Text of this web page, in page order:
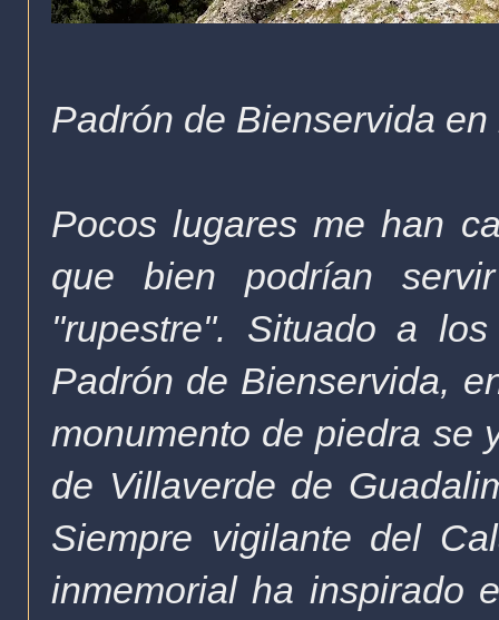
Padrón de Bienservida
Pocos lugares me han
que bien podrían
"rupestre". Situado a
Padrón de Bienservida,
monumento de piedra se
de Villaverde de
Siempre vigilante del
inmemorial ha inspirado